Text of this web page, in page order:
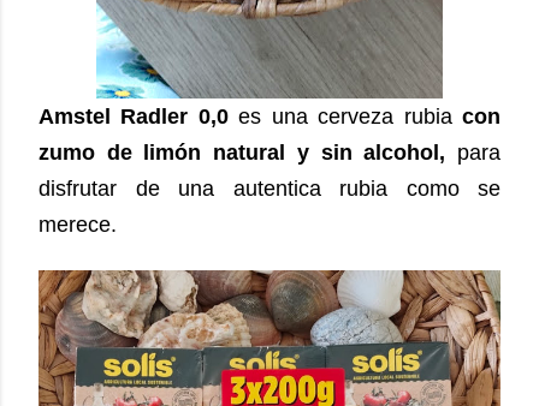
Amstel Radler 0,0es una cerveza rubiacon
zumo de limón natural y sin alcohol, para
disfrutar de una autentica rubia como se
merece.